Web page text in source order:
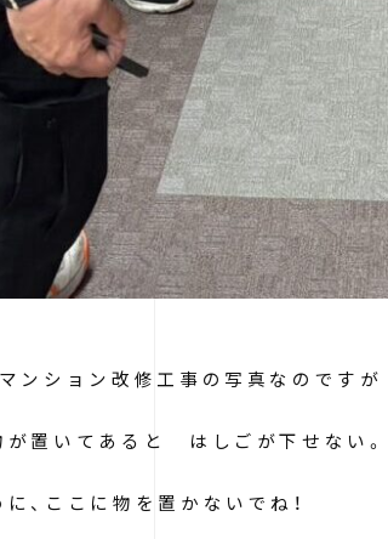
ンション改修工事の写真なのですが
置いてあると はしごが下せない。
、ここに物を置かないでね！